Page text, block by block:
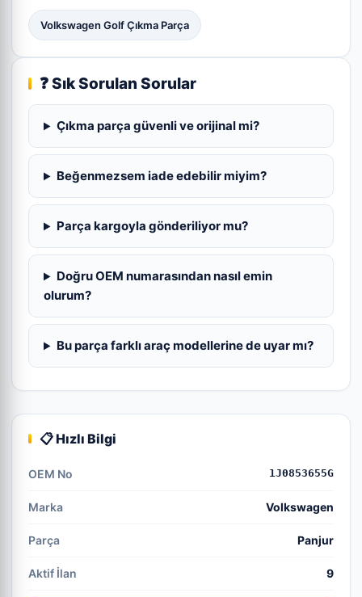
Volkswagen Golf Çıkma Parça
❓ Sık Sorulan Sorular
Çıkma parça güvenli ve orijinal mi?
Beğenmezsem iade edebilir miyim?
Parça kargoyla gönderiliyor mu?
Doğru OEM numarasından nasıl emin
olurum?
Bu parça farklı araç modellerine de uyar mı?
📋 Hızlı Bilgi
OEM No 1J0853655G
Marka Volkswagen
Parça Panjur
Aktif İlan 9